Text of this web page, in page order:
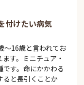
付けたい病気
～16歳と言われてお
す。ミニチュア・
す。命にかかわる
ると長引くことか